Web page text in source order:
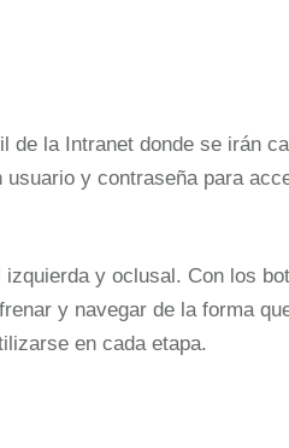
de la Intranet donde se irán
y contraseña para
y oclusal. Con los
y navegar de la forma
en cada etapa.